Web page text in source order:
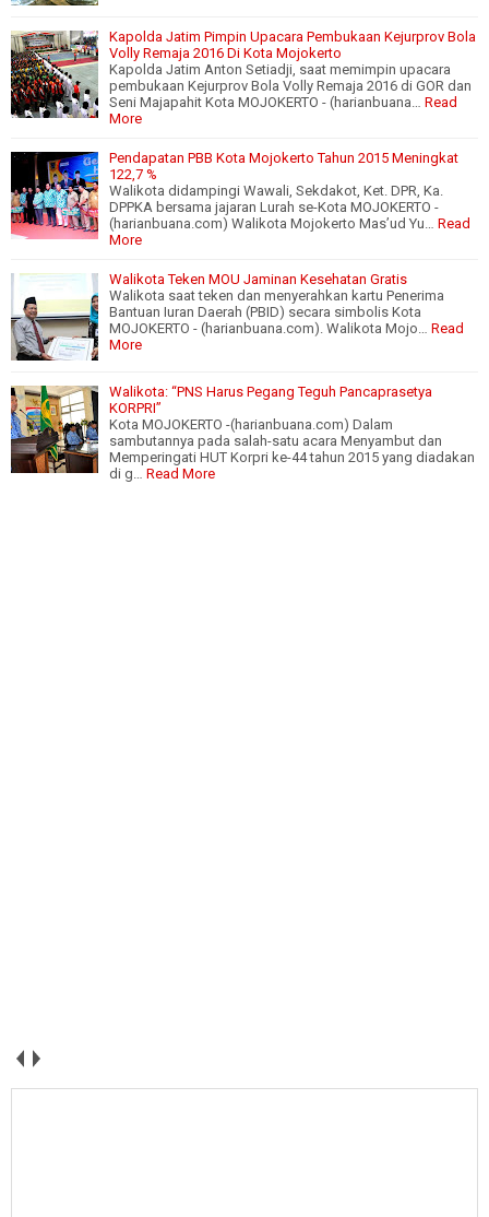
Kapolda Jatim Pimpin Upacara Pembukaan Kejurprov Bola
Volly Remaja 2016 Di Kota Mojokerto
Kapolda Jatim Anton Setiadji, saat memimpin upacara
pembukaan Kejurprov Bola Volly Remaja 2016 di GOR dan
Seni Majapahit Kota MOJOKERTO - (harianbuana… Read
More
Pendapatan PBB Kota Mojokerto Tahun 2015 Meningkat
122,7 %
Walikota didampingi Wawali, Sekdakot, Ket. DPR, Ka.
DPPKA bersama jajaran Lurah se-Kota MOJOKERTO -
(harianbuana.com) Walikota Mojokerto Mas’ud Yu… Read
More
Walikota Teken MOU Jaminan Kesehatan Gratis
Walikota saat teken dan menyerahkan kartu Penerima
Bantuan Iuran Daerah (PBID) secara simbolis Kota
MOJOKERTO - (harianbuana.com). Walikota Mojo… Read
More
Walikota: “PNS Harus Pegang Teguh Pancaprasetya
KORPRI”
Kota MOJOKERTO -(harianbuana.com) Dalam
sambutannya pada salah-satu acara Menyambut dan
Memperingati HUT Korpri ke-44 tahun 2015 yang diadakan
di g… Read More